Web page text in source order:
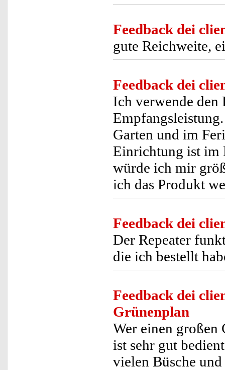
Feedback dei
gute Reichweite,
Feedback dei
Ich verwende den
Garten und im
Einrichtung ist im
würde ich mir
ich das Produkt
Feedback dei
Der Repeater
die ich bestellt
Feedback dei
Grünenplan
Wer einen großen
ist sehr gut
vielen Büsche und